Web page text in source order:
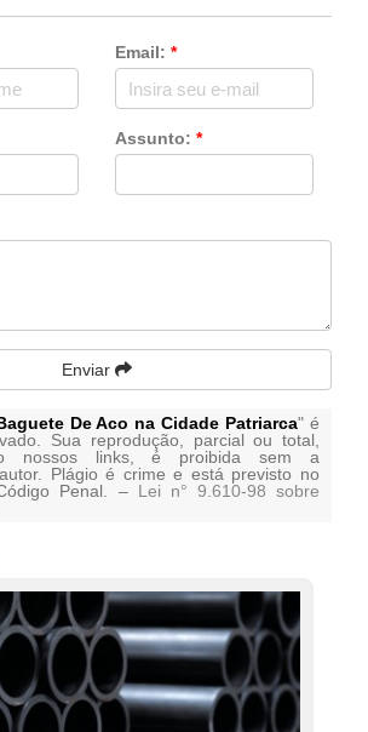
Email: *
Assunto: *
Enviar
De Aco na Cidade Patriarca" é
Sua reprodução, parcial ou total,
nossos links, é proibida sem a
Plágio é crime e está previsto no
Penal. – Lei n° 9.610-98 sobre